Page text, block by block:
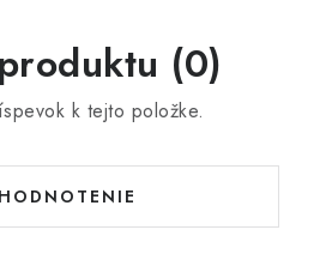
(0)
k tejto položke.